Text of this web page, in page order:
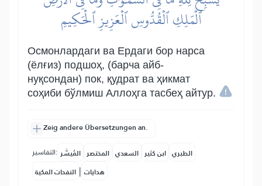
ٱلۡمَلِكِ ٱلۡقُدُّوسِ ٱلۡعَزِيزِ ٱلۡحَكِيمِ
Осмонлардаги ва Ердаги бор нарса
(ёлғиз) подшоҳ, (барча айб-
нуқсондан) пок, қудрат ва ҳикмат
соҳиби бўлмиш Аллоҳга тасбеҳ айтур.
Zeig andere Übersetzungen an.
التفاسير: المُيسَّر المختصر السعدي ابن كثير الطبري
النفحات المكية | هدايات